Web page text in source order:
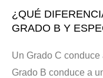
¿QUÉ
GRADO B Y
Un Grado C
Grado B conduce a